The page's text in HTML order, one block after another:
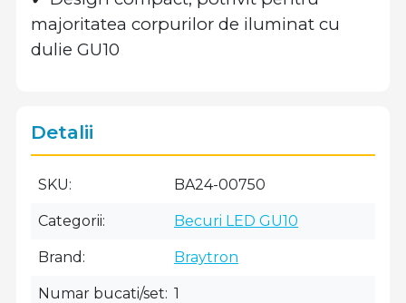
majoritatea corpurilor de iluminat cu
dulie GU10
Detalii
SKU BA24-00750
Categorii Becuri LED GU10
Brand Braytron
Numar bucati/set 1